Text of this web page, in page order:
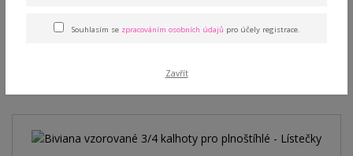
Biviana vzorované 3/4 kalhoty
Souhlasím se zpracováním osobních údajů pro účely registrace.
Zavřít